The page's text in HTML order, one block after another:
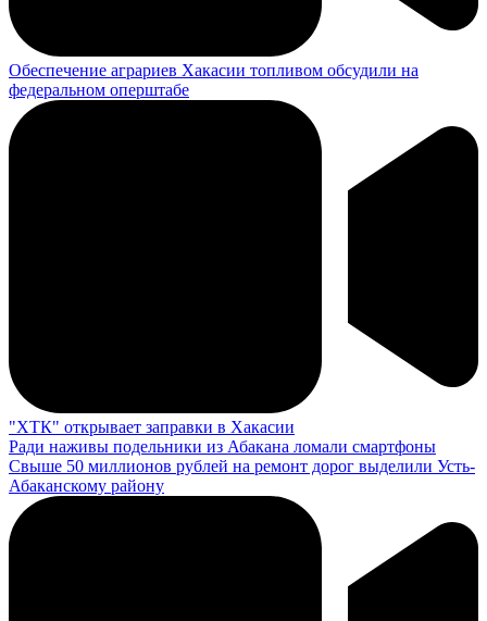
Обеспечение аграриев Хакасии топливом обсудили на
федеральном оперштабе
"ХТК" открывает заправки в Хакасии
Ради наживы подельники из Абакана ломали смартфоны
Свыше 50 миллионов рублей на ремонт дорог выделили Усть-
Абаканскому району